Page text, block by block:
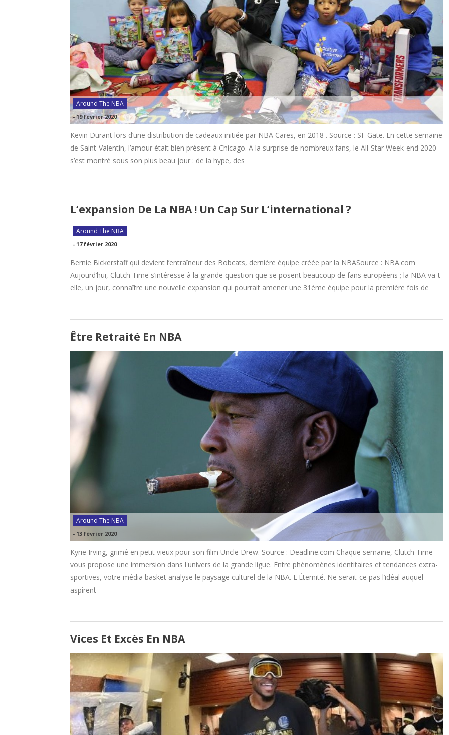
Around The NBA
-19 février 2020
Kevin Durant lors d’une distribution de cadeaux initiée par NBA Cares, en 2018 . Source : SF Gate. En cette semaine
de Saint-Valentin, l’amour était bien présent à Chicago. A la surprise de nombreux fans, le All-Star Week-end 2020
s’est montré sous son plus beau jour : de la hype, des
L’expansion De La NBA ! Un Cap Sur L’international ?
Around The NBA
- 17 février 2020
Bernie Bickerstaff qui devient l’entraîneur des Bobcats, dernière équipe créée par la NBASource : NBA.com
Aujourd’hui, Clutch Time s’intéresse à la grande question que se posent beaucoup de fans européens ; la NBA va-t-
elle, un jour, connaître une nouvelle expansion qui pourrait amener une 31ème équipe pour la première fois de
Être Retraité En NBA
Around The NBA
- 13 février 2020
Kyrie Irving, grimé en petit vieux pour son film Uncle Drew. Source : Deadline.com Chaque semaine, Clutch Time
vous propose une immersion dans l'univers de la grande ligue. Entre phénomènes identitaires et tendances extra-
sportives, votre média basket analyse le paysage culturel de la NBA. L'Éternité. Ne serait-ce pas l’idéal auquel
aspirent
Vices Et Excès En NBA